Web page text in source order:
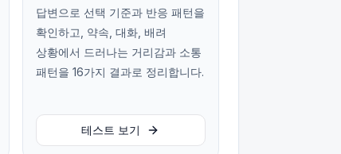
답변으로 선택 기준과 반응 패턴을
확인하고, 약속, 대화, 배려
상황에서 드러나는 거리감과 소통
패턴을 16가지 결과로 정리합니다.
테스트 보기